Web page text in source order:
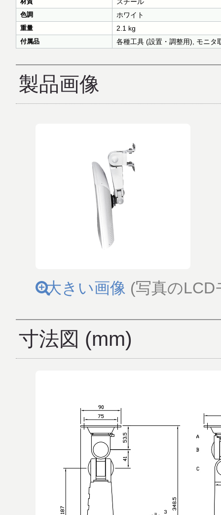
色調 ホワイト
重量 2.1 kg
付属品 各種工具 (設置・調整用), モニタ
製品画像
大きい画像 (写真の
寸法図 (mm)